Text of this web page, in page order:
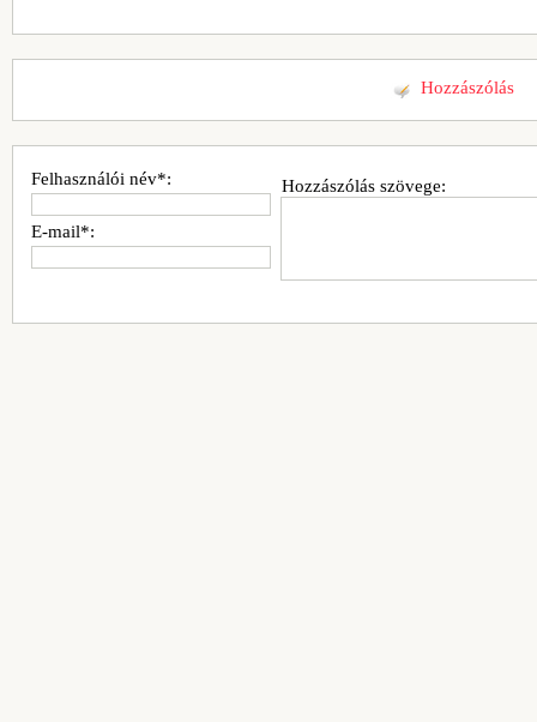
Hozzászólás
Hozzászólás szövege:
Felhasználói név*:
E-mail*: